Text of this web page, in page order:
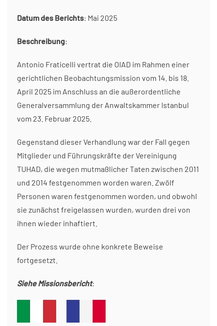
Datum des Berichts: Mai 2025
Beschreibung:
Antonio Fraticelli vertrat die OIAD im Rahmen einer
gerichtlichen Beobachtungsmission vom 14. bis 18.
April 2025 im Anschluss an die außerordentliche
Generalversammlung der Anwaltskammer Istanbul
vom 23. Februar 2025.
Gegenstand dieser Verhandlung war der Fall gegen
Mitglieder und Führungskräfte der Vereinigung
TUHAD, die wegen mutmaßlicher Taten zwischen 2011
und 2014 festgenommen worden waren. Zwölf
Personen waren festgenommen worden, und obwohl
sie zunächst freigelassen wurden, wurden drei von
ihnen wieder inhaftiert.
Der Prozess wurde ohne konkrete Beweise
fortgesetzt.
Siehe Missionsbericht: